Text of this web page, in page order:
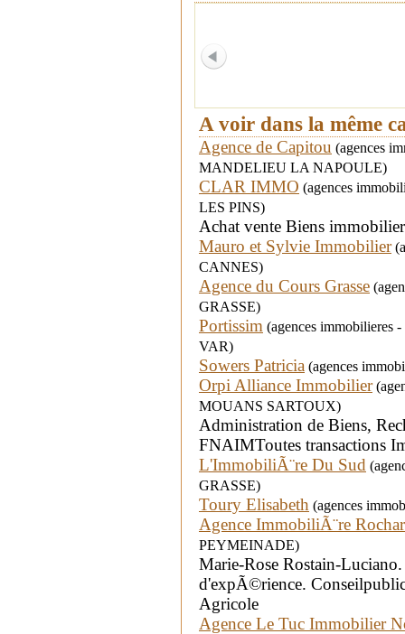
A voir dans la même
Agence de Capitou (agences
MANDELIEU LA NAPOULE)
CLAR IMMO (agences
LES PINS)
Achat vente Biens
Mauro et Sylvie Immobilier
CANNES)
Agence du Cours Grasse
GRASSE)
Portissim (agences
VAR)
Sowers Patricia (agences
Orpi Alliance Immobilier
MOUANS SARTOUX)
Administration de Biens,
FNAIMToutes transactions
L'ImmobiliÃ¨re Du Sud
GRASSE)
Toury Elisabeth (agences
Agence ImmobiliÃ¨re
PEYMEINADE)
Marie-Rose Rostain-
d'expÃ©rience.
Agricole
Agence Le Tuc Immobilier